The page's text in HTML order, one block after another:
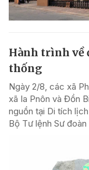
Hành trình về
thống
Ngày 2/8, các xã
xã Ia Pnôn và Đồn
nguồn tại Di tích
Bộ Tư lệnh Sư đoàn